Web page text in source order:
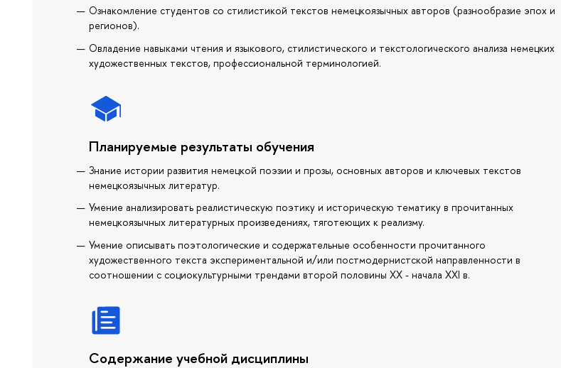
Ознакомление студентов со стилистикой текстов немецкоязычных авторов (разнообразие эпох и
регионов).
Овладение навыками чтения и языкового, стилистического и текстологического анализа немецких
художественных текстов, профессиональной терминологией.
Планируемые результаты обучения
Знание истории развития немецкой поэзии и прозы, основных авторов и ключевых текстов
немецкоязычных литератур.
Умение анализировать реалистическую поэтику и историческую тематику в прочитанных
немецкоязычных литературных произведениях, тяготеющих к реализму.
Умение описывать поэтологические и содержательные особенности прочитанного
художественного текста экспериментальной и/или постмодернистской направленности в
соотношении с социокультурными трендами второй половины ХХ - начала XXI в.
Содержание учебной дисциплины